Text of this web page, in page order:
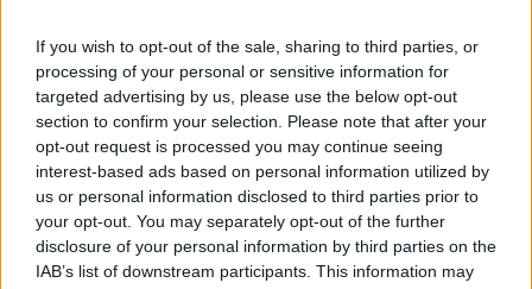
If you wish to opt-out of the sale, sharing to third parties, or
processing of your personal or sensitive information for
targeted advertising by us, please use the below opt-out
section to confirm your selection. Please note that after your
opt-out request is processed you may continue seeing
interest-based ads based on personal information utilized by
us or personal information disclosed to third parties prior to
your opt-out. You may separately opt-out of the further
disclosure of your personal information by third parties on the
IAB’s list of downstream participants. This information may
25 Aprile
Todo el bien, todo el mal
Silenzio
Le parole
​L’Australiana
Le stelle del jazz
Vita & morte
Auguri
Moro
Passanti